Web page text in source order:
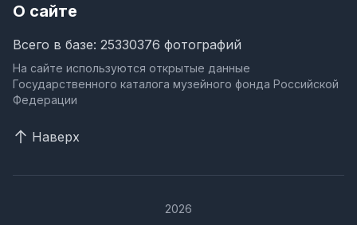
О сайте
Всего в базе: 25330376 фотографий
На сайте используются открытые данные
Государственного каталога музейного фонда Российской
Федерации
Наверх
2026